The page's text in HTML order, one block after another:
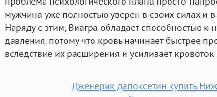
мужчина уже полностью уверен в своих силах и в
Наряду с этим, Виагра обладает способностью к
давления, потому что кровь начинает быстрее
вследствие их расширения и усиливает кровоток
Дженерик дапоксетин купить